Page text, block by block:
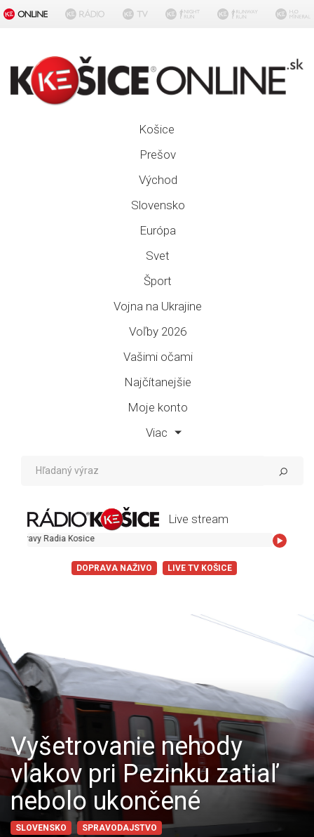
Košice
Prešov
Východ
Slovensko
Európa
Svet
Šport
Vojna na Ukrajine
Voľby 2026
Vašimi očami
Najčítanejšie
Moje konto
Viac
Live stream
Radia Kosice
DOPRAVA NAŽIVO LIVE TV KOŠICE
Vyšetrovanie nehody
vlakov pri Pezinku zatiaľ
nebolo ukončené
SLOVENSKO SPRAVODAJSTVO